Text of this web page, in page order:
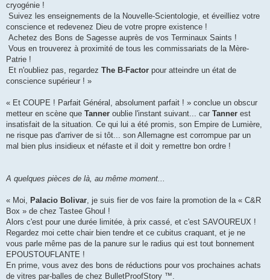
cryogénie !
Suivez les enseignements de la Nouvelle-Scientologie, et éveilliez votre
conscience et redevenez Dieu de votre propre existence !
Achetez des Bons de Sagesse auprès de vos Terminaux Saints !
Vous en trouverez à proximité de tous les commissariats de la Mère-
Patrie !
Et n'oubliez pas, regardez The B-Factor pour atteindre un état de
conscience supérieur ! »
« Et COUPE ! Parfait Général, absolument parfait ! » conclue un obscur
metteur en scène que Tanner oublie l'instant suivant... car Tanner est
insatisfait de la situation. Ce qui lui a été promis, son Empire de Lumière,
ne risque pas d'arriver de si tôt... son Allemagne est corrompue par un
mal bien plus insidieux et néfaste et il doit y remettre bon ordre !
A quelques pièces de là, au même moment...
« Moi, Palacio Bolivar, je suis fier de vos faire la promotion de la « C&R
Box » de chez Tastee Ghoul !
Alors c'est pour une durée limitée, à prix cassé, et c'est SAVOUREUX !
Regardez moi cette chair bien tendre et ce cubitus craquant, et je ne
vous parle même pas de la panure sur le radius qui est tout bonnement
EPOUSTOUFLANTE !
En prime, vous avez des bons de réductions pour vos prochaines achats
de vitres par-balles de chez BulletProofStory ™.